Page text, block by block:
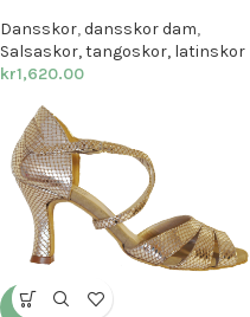
Dansskor,dansskor dam,
Salsaskor, tangoskor, latinskor
kr1,620.00
-7%